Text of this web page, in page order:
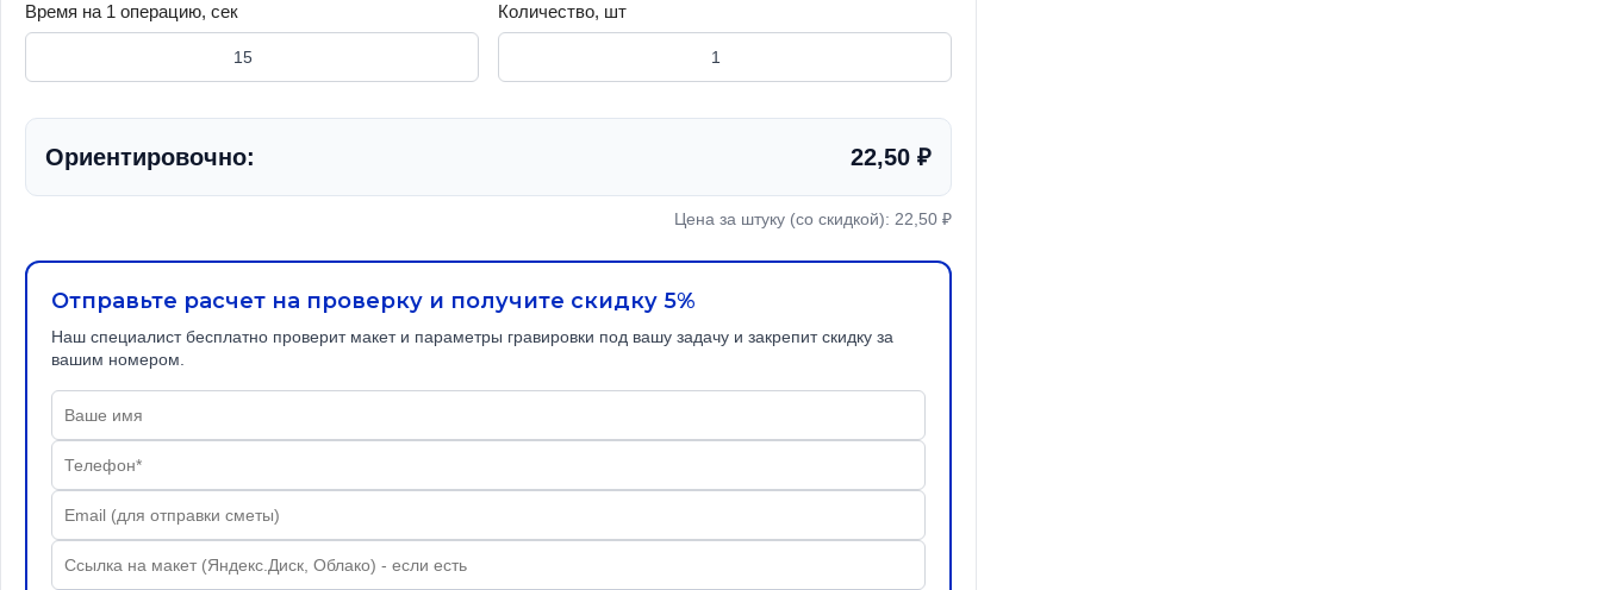
Время на 1 операцию, сек Количество, шт
Ориентировочно: 22,50 ₽
Цена за штуку (со скидкой): 22,50 ₽
Отправьте расчет на проверку и получите скидку 5%
Наш специалист бесплатно проверит макет и параметры гравировки под вашу задачу и закрепит скидку за
вашим номером.